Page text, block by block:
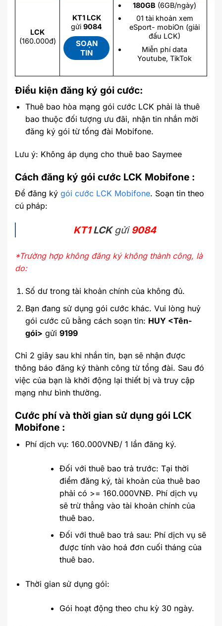
LCK
(160.000đ)
KT1 LCK
gửi 9084
SOẠN
TIN
180GB (6GB/ngày)
01 tài khoản xem
eSport- mobiOn (giải
đấu LCK)
Miễn phí data
Youtube, TikTok
Điều kiện đăng ký gói cước:
Thuê bao hòa mạng gói cước LCK phải là thuê
bao thuộc đối tượng ưu đãi, nhận tin nhắn mời
đăng ký gói từ tổng đài Mobifone.
Lưu ý: Không áp dụng cho thuê bao Saymee
Cách đăng ký gói cước LCK Mobifone :
Để đăng ký gói cước LCK Mobifone. Soạn tin theo
cú pháp:
KT1LCKgửi 9084
*Trường hợp không đăng ký không thành công, là
do:
Số dư trong tài khoản chính của không đủ.
Bạn đang sử dụng gói cước khác. Vui lòng huỷ
gói cước cũ bằng cách soạn tin: HUY <Tên-
gói> gửi 9199
Chỉ 2 giây sau khi nhắn tin, bạn sẽ nhận được
thông báo đăng ký thành công từ tổng đài. Sau đó
việc của bạn là khởi động lại thiết bị và truy cập
mạng như bình thường.
Cước phí và thời gian sử dụng gói LCK
Mobifone :
Phí dịch vụ: 160.000VNĐ/ 1 lần đăng ký.
Đối với thuê bao trả trước: Tại thời
điểm đăng ký, tài khoản của thuê bao
phải có >= 160.000VNĐ. Phí dịch vụ
sẽ trừ thẳng vào tài khoản chính của
thuê bao.
Đối với thuê bao trả sau: Phí dịch vụ sẽ
được tính vào hoá đơn cuối tháng của
thuê bao.
Thời gian sử dụng gói:
Gói hoạt động theo chu kỳ 30 ngày.